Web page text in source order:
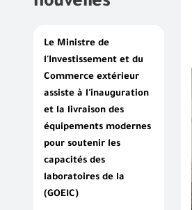
Le Ministre de
l'Investissement et du
Commerce extérieur
assiste à l'inauguration
et la livraison des
équipements modernes
pour soutenir les
capacités des
laboratoires de la
(GOEIC)